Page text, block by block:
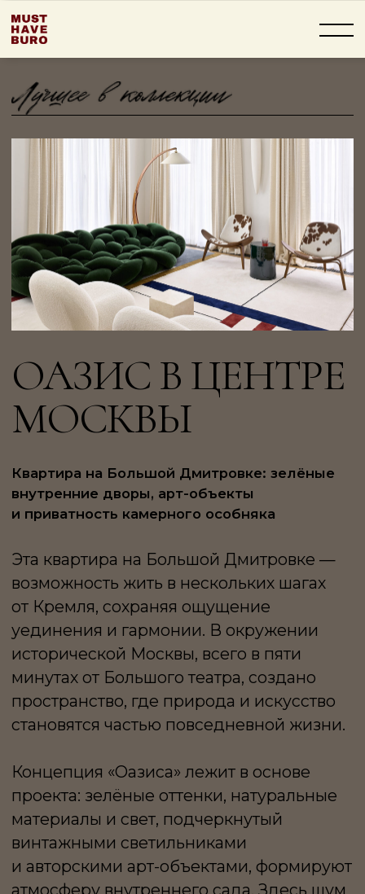
ОАЗИС В ЦЕНТРЕ
МОСКВЫ
и приватность камерного особняка
Эта квартира на Большой Дмитровке —
возможность жить в нескольких шагах
от Кремля, сохраняя ощущение
исторической Москвы, всего в пяти
минутах от Большого театра, создано
пространство, где природа и искусство
становятся частью повседневной жизни.
Концепция «Оазиса» лежит в основе
проекта: зелёные оттенки, натуральные
материалы и свет, подчеркнутый
винтажными светильниками
и авторскими арт-объектами, формируют
атмосферу внутреннего сада. Здесь шум
мегаполиса сменяется ритмом личного
пространства — мягким, размеренным,
созерцательным.
Планировка квартиры продумана так,
чтобы каждый член семьи имел своё
кухня-гостиная становится центром
общения и объединяет выдающиеся
предметы дизайна: люстру 1970-х годов
из опалесцентного стекла, диван Boa
фабрики Edra, винтажные кресла Carl
входом и гардеробной Pianca
напоминает частные апартаменты. Две